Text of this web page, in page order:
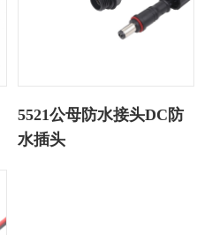
5521公母防水接头DC防
水插头